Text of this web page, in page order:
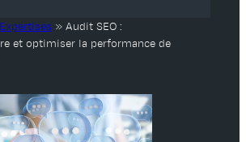
Expertises » Audit SEO :
et optimiser la performance de